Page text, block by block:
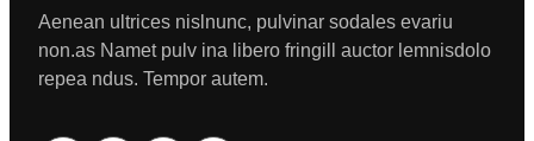
Aenean ultrices nislnunc, pulvinar sodales evariu
non.as Namet pulv ina libero fringill auctor lemnisdolo
repea ndus. Tempor autem.